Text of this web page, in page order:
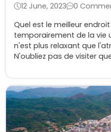
12 June, 2023
0
Quel est le meilleur
temporairement de la vie
n'est plus relaxant que
N'oubliez pas de visiter